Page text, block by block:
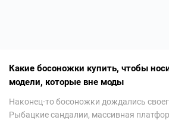
Какие босоножки купить, чтобы
модели, которые вне моды
Наконец-то босоножки дождались
Рыбацкие сандалии, массивная